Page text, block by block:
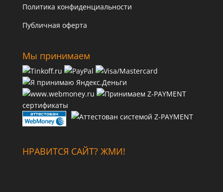
Политика конфиденциальности
Публичная оферта
Мы принимаем
сертификаты
НРАВИТСЯ САЙТ? ЖМИ!